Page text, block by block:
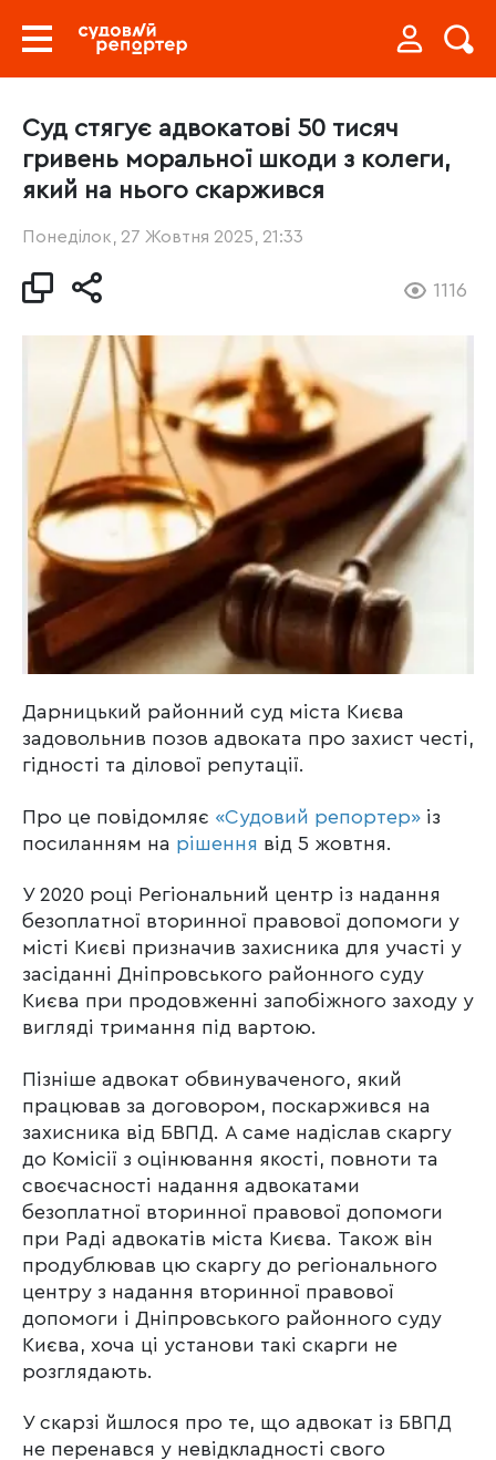
Суд стягує адвокатові 50 тисяч
гривень моральної шкоди з колеги,
який на нього скаржився
Понеділок, 27 Жовтня 2025, 21:33
1116
Дарницький районний суд міста Києва
задовольнив позов адвоката про захист честі,
гідності та ділової репутації.
Про це повідомляє «Судовий репортер» із
посиланням на рішення від 5 жовтня.
У 2020 році Регіональний центр із надання
безоплатної вторинної правової допомоги у
місті Києві призначив захисника для участі у
засіданні Дніпровського районного суду
Києва при продовженні запобіжного заходу у
вигляді тримання під вартою.
Пізніше адвокат обвинуваченого, який
працював за договором, поскаржився на
захисника від БВПД. А саме надіслав скаргу
до Комісії з оцінювання якості, повноти та
своєчасності надання адвокатами
безоплатної вторинної правової допомоги
при Раді адвокатів міста Києва. Також він
продублював цю скаргу до регіонального
центру з надання вторинної правової
допомоги і Дніпровського районного суду
Києва, хоча ці установи такі скарги не
розглядають.
У скарзі йшлося про те, що адвокат із БВПД
не перенався у невідкладності свого